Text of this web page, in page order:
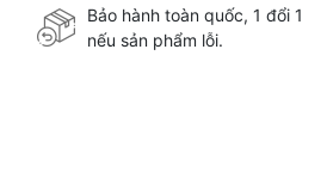
Bảo hành toàn quốc, 1 đổi 1
nếu sản phẩm lỗi.